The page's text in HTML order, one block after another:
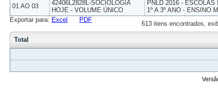
01 AO 03
42406L2828L-SOCIOLOGIA
HOJE - VOLUME ÚNICO
PNLD 2016 -
1º A 3º ANO - ENSINO
613 itens encontrados,
Exportar para: Excel PDF
Total